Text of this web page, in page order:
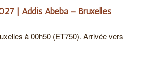
| Addis Abeba – Bruxelles
à 00h50 (ET750). Arrivée vers